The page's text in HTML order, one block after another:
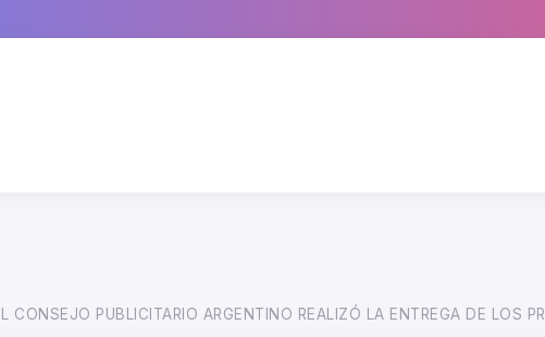
CONSEJO PUBLICITARIO ARGENTINO REALIZÓ LA ENTREGA DE LOS